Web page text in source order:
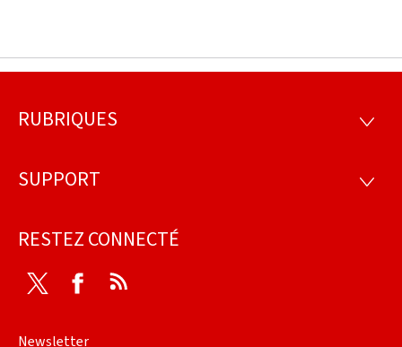
Pied
page
RUBRIQUES
SUPPORT
RESTEZ CONNECTÉ
Twitter Facebook
Newsletter